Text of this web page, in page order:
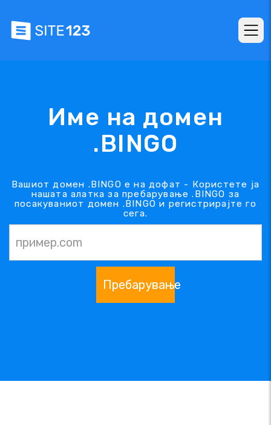
Име на домен
.BINGO
Вашиот домен .BINGO е на дофат - Користете ја
нашата алатка за пребарување .BINGO за
посакуваниот домен .BINGO и регистрирајте го
сега.
Пребарување